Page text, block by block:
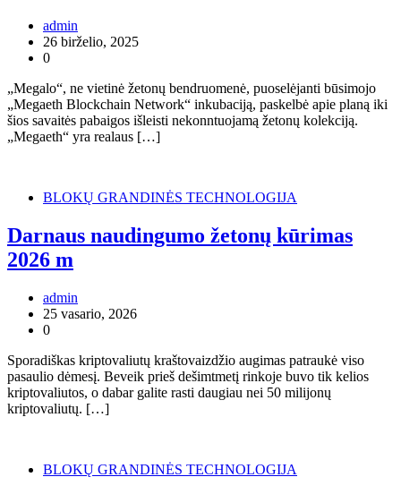
admin
26 birželio, 2025
0
„Megalo“, ne vietinė žetonų bendruomenė, puoselėjanti būsimojo
„Megaeth Blockchain Network“ inkubaciją, paskelbė apie planą iki
šios savaitės pabaigos išleisti nekonntuojamą žetonų kolekciją.
„Megaeth“ yra realaus […]
BLOKŲ GRANDINĖS TECHNOLOGIJA
Darnaus naudingumo žetonų kūrimas
2026 m
admin
25 vasario, 2026
0
Sporadiškas kriptovaliutų kraštovaizdžio augimas patraukė viso
pasaulio dėmesį. Beveik prieš dešimtmetį rinkoje buvo tik kelios
kriptovaliutos, o dabar galite rasti daugiau nei 50 milijonų
kriptovaliutų. […]
BLOKŲ GRANDINĖS TECHNOLOGIJA